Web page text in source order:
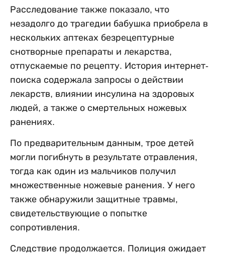
Расследование также показало, что
незадолго до трагедии бабушка приобрела в
нескольких аптеках безрецептурные
снотворные препараты и лекарства,
отпускаемые по рецепту. История интернет-
поиска содержала запросы о действии
лекарств, влиянии инсулина на здоровых
людей, а также о смертельных ножевых
ранениях.
По предварительным данным, трое детей
могли погибнуть в результате отравления,
тогда как один из мальчиков получил
множественные ножевые ранения. У него
также обнаружили защитные травмы,
свидетельствующие о попытке
сопротивления.
Следствие продолжается. Полиция ожидает